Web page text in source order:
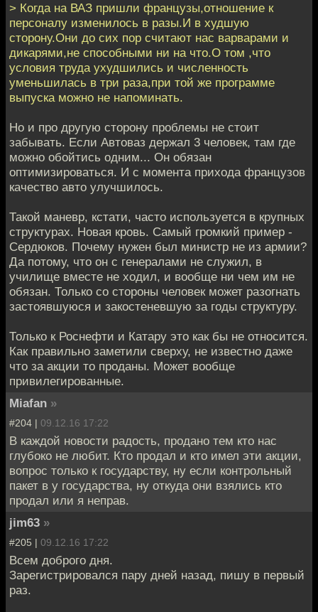
> Когда на ВАЗ пришли французы,отношение к
персоналу изменилось в разы.И в худшую
сторону.Они до сих пор считают нас варварами и
дикарями,не способными ни на что.О том ,что
условия труда ухудшились и численность
уменьшилась в три раза,при той же программе
выпуска можно не напоминать.
Но и про другую сторону проблемы не стоит
забывать. Если Автоваз держал 3 человек, там где
можно обойтись одним... Он обязан
оптимизироваться. И с момента прихода французов
качество авто улучшилось.
Такой маневр, кстати, часто используется в крупных
структурах. Новая кровь. Самый громкий пример -
Сердюков. Почему нужен был министр не из армии?
Да потому, что он с генералами не служил, в
училище вместе не ходил, и вообще ни чем им не
обязан. Только со стороны человек может разогнать
застоявшуюся и закостеневшую за годы структуру.
Только к Роснефти и Катару это как бы не относится.
Как правильно заметили сверху, не известно даже
что за акции то проданы. Может вообще
привилегированные.
Miafan »
#204 | 09.12.16 17:22
В каждой новости радость, продано тем кто нас
глубоко не любит. Кто продал и кто имел эти акции,
вопрос только к государству, ну если контрольный
пакет в у государства, ну откуда они взялись кто
продал или я неправ.
jim63 »
#205 | 09.12.16 17:22
Всем доброго дня.
Зарегистрировался пару дней назад, пишу в первый
раз.